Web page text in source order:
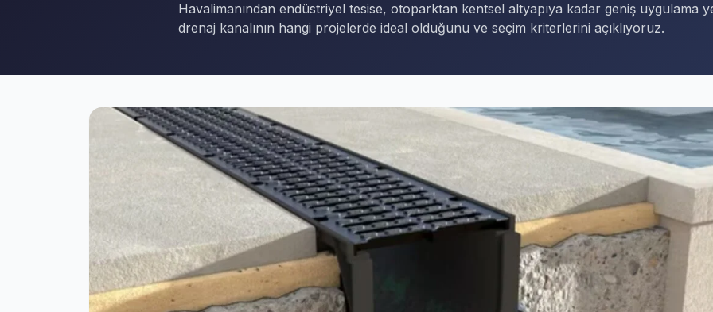
Havalimanından endüstriyel tesise, otoparktan kentsel altyapıya kadar geniş uygulama
drenaj kanalının hangi projelerde ideal olduğunu ve seçim kriterlerini açıklıyoruz.